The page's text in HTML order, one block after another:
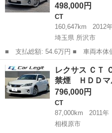
498,000円
CT
160,647km
2012
埼玉県 所沢市
■ 支払総額: 54.6万円 ■ 車両本体価格： 498,000 円 ■ メーカー
名： レクサス ■ 車種名： ＣＴ
ｈ バージョンＣ バックカメラ
ー オートクルー...
埼玉 所沢市 CT
レクサス ＣＴ
禁煙 ＨＤＤ
796,000円
CT
87,000km
2011年
相模原市